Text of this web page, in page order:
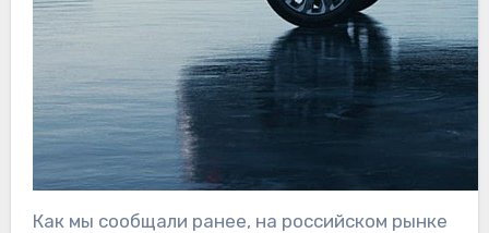
Как мы сообщали ранее, на российском рынке